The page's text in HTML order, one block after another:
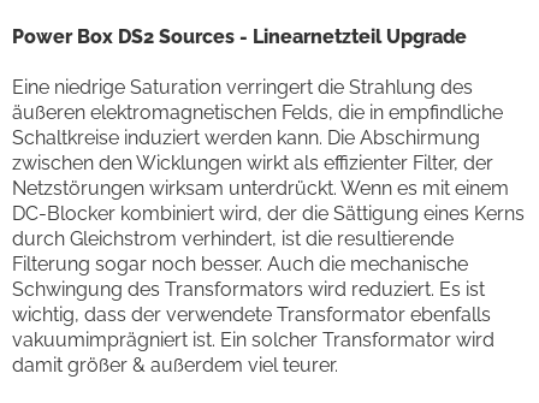
Power Box DS2 Sources - Linearnetzteil Upgrade
Eine niedrige Saturation verringert die Strahlung des
äußeren elektromagnetischen Felds, die in empfindliche
Schaltkreise induziert werden kann. Die Abschirmung
zwischen den Wicklungen wirkt als effizienter Filter, der
Netzstörungen wirksam unterdrückt. Wenn es mit einem
DC-Blocker kombiniert wird, der die Sättigung eines Kerns
durch Gleichstrom verhindert, ist die resultierende
Filterung sogar noch besser. Auch die mechanische
Schwingung des Transformators wird reduziert. Es ist
wichtig, dass der verwendete Transformator ebenfalls
vakuumimprägniert ist. Ein solcher Transformator wird
damit größer & außerdem viel teurer.